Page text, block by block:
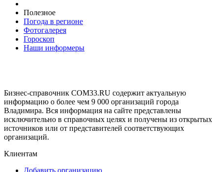
Полезное
Погода в регионе
Фотогалерея
Гороскоп
Наши информеры
Бизнес-справочник COM33.RU содержит актуальную
информацию о более чем 9 000 организаций города
Владимира. Вся информация на сайте представлены
исключительно в справочных целях и получены из открытых
источников или от представителей соответствующих
организаций.
Клиентам
Добавить организацию